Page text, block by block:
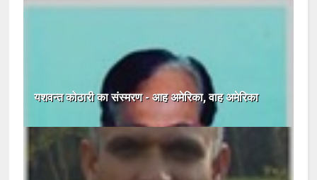
यशवन्त कोठारी का संस्मरण - आह अमेरिका, वाह अमेरिका